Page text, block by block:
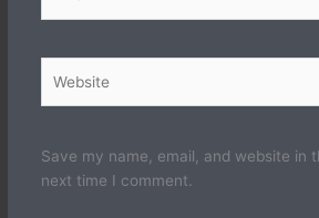
Save my name, email, and website in
next time I comment.